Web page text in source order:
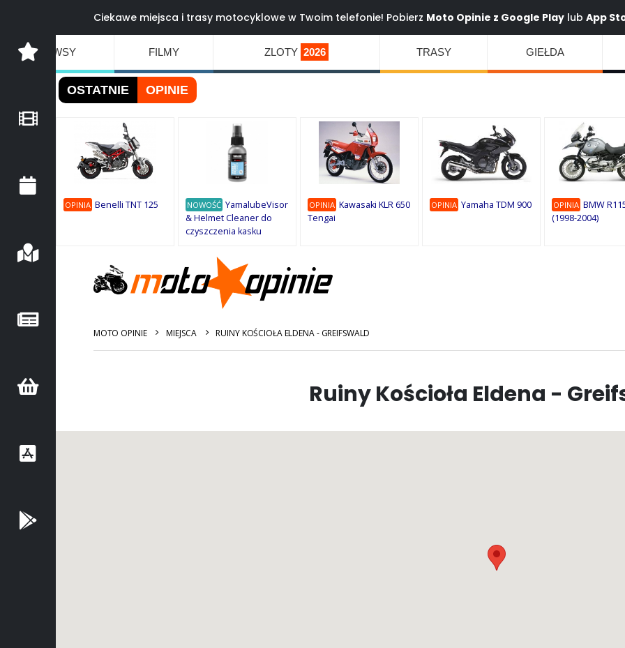
Ciekawe miejsca i trasy motocyklowe w Twoim telefonie! Pobierz Moto Opinie z Google Playlub App
NEWSY FILMY ZLOTY 2026 TRASY GIEŁDA
OSTATNIE OPINIE
OPINIA Benelli TNT 125 NOWOŚĆ YamalubeVisor
& Helmet Cleaner do
czyszczenia kasku
OPINIA Kawasaki KLR 650
Tengai
OPINIA Yamaha TDM 900 OPINIA BMW
(1998-2004)
MOTO OPINIE MIEJSCA RUINY KOŚCIOŁA ELDENA - GREIFSWALD
Ruiny Kościoła Eldena -